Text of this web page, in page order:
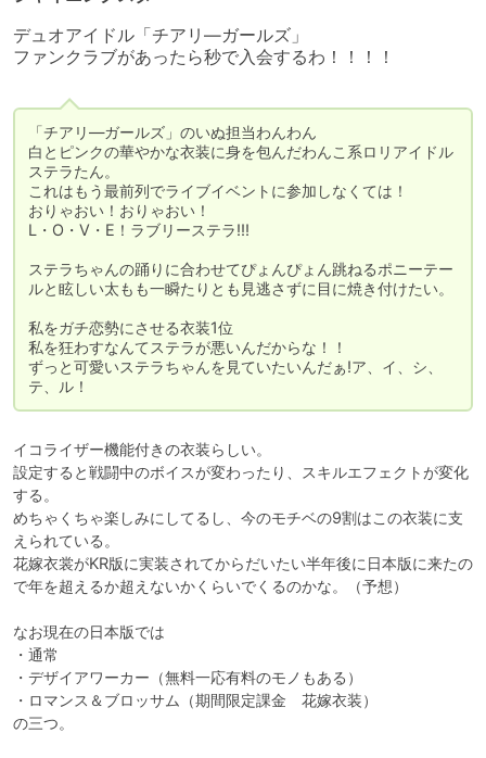
デュオアイドル「チアリ―ガールズ」
ファンクラブがあったら秒で入会するわ！！！！
「チアリ―ガールズ」のいぬ担当わんわん
白とピンクの華やかな衣装に身を包んだわんこ系ロリアイドル
ステラたん。
これはもう最前列でライブイベントに参加しなくては！
おりゃおい！おりゃおい！
L・O・V・E！ラブリーステラ!!!
ステラちゃんの踊りに合わせてぴょんぴょん跳ねるポニーテー
ルと眩しい太もも一瞬たりとも見逃さずに目に焼き付けたい。
私をガチ恋勢にさせる衣装1位
私を狂わすなんてステラが悪いんだからな！！
ずっと可愛いステラちゃんを見ていたいんだぁ!ア、イ、シ、
テ、ル！
イコライザー機能付きの衣装らしい。
設定すると戦闘中のボイスが変わったり、スキルエフェクトが変化
する。
めちゃくちゃ楽しみにしてるし、今のモチベの9割はこの衣装に支
えられている。
花嫁衣裳がKR版に実装されてからだいたい半年後に日本版に来たの
で年を超えるか超えないかくらいでくるのかな。（予想）
なお現在の日本版では
・通常
・デザイアワーカー（無料一応有料のモノもある）
・ロマンス＆ブロッサム（期間限定課金　花嫁衣装）
の三つ。